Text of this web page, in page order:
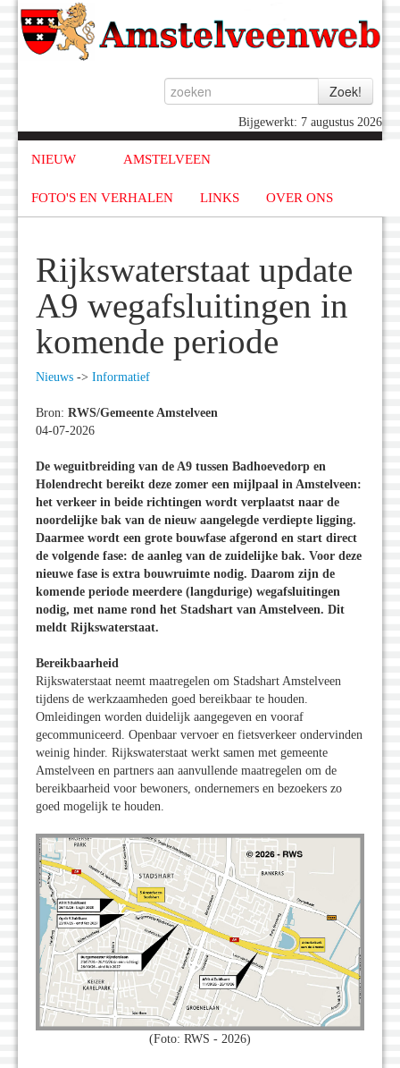
Bijgewerkt: 7 augustus 2026
NIEUW AMSTELVEEN
FOTO'S EN VERHALEN LINKS OVER ONS
Rijkswaterstaat update
A9 wegafsluitingen in
komende periode
Nieuws -> Informatief
Bron: RWS/Gemeente Amstelveen
04-07-2026
De weguitbreiding van de A9 tussen Badhoevedorp en
Holendrecht bereikt deze zomer een mijlpaal in Amstelveen:
het verkeer in beide richtingen wordt verplaatst naar de
noordelijke bak van de nieuw aangelegde verdiepte ligging.
Daarmee wordt een grote bouwfase afgerond en start direct
de volgende fase: de aanleg van de zuidelijke bak. Voor deze
nieuwe fase is extra bouwruimte nodig. Daarom zijn de
komende periode meerdere (langdurige) wegafsluitingen
nodig, met name rond het Stadshart van Amstelveen. Dit
meldt Rijkswaterstaat.
Bereikbaarheid
Rijkswaterstaat neemt maatregelen om Stadshart Amstelveen
tijdens de werkzaamheden goed bereikbaar te houden.
Omleidingen worden duidelijk aangegeven en vooraf
gecommuniceerd. Openbaar vervoer en fietsverkeer ondervinden
weinig hinder. Rijkswaterstaat werkt samen met gemeente
Amstelveen en partners aan aanvullende maatregelen om de
bereikbaarheid voor bewoners, ondernemers en bezoekers zo
goed mogelijk te houden.
(Foto: RWS - 2026)